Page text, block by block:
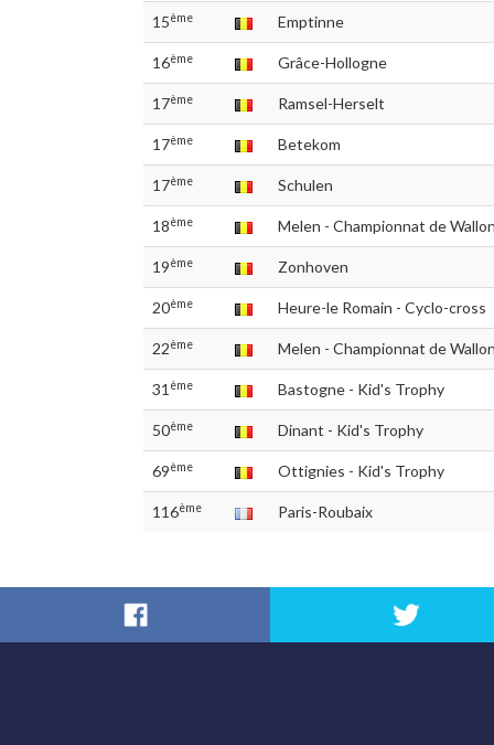
15ème Emptinne
16ème Grâce-Hollogne
17ème Ramsel-Herselt
17ème Betekom
17ème Schulen
18ème Melen - Championnat de
19ème Zonhoven
20ème Heure-le Romain - Cyclo-cross
22ème Melen - Championnat de
31 ème Bastogne - Kid's Trophy
50ème Dinant - Kid's Trophy
69ème Ottignies - Kid's Trophy
116ème Paris-Roubaix